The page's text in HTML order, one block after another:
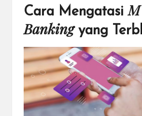
Cara MengatasiM
Bankingyang